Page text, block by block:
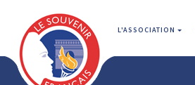
L'ASSOCIATION